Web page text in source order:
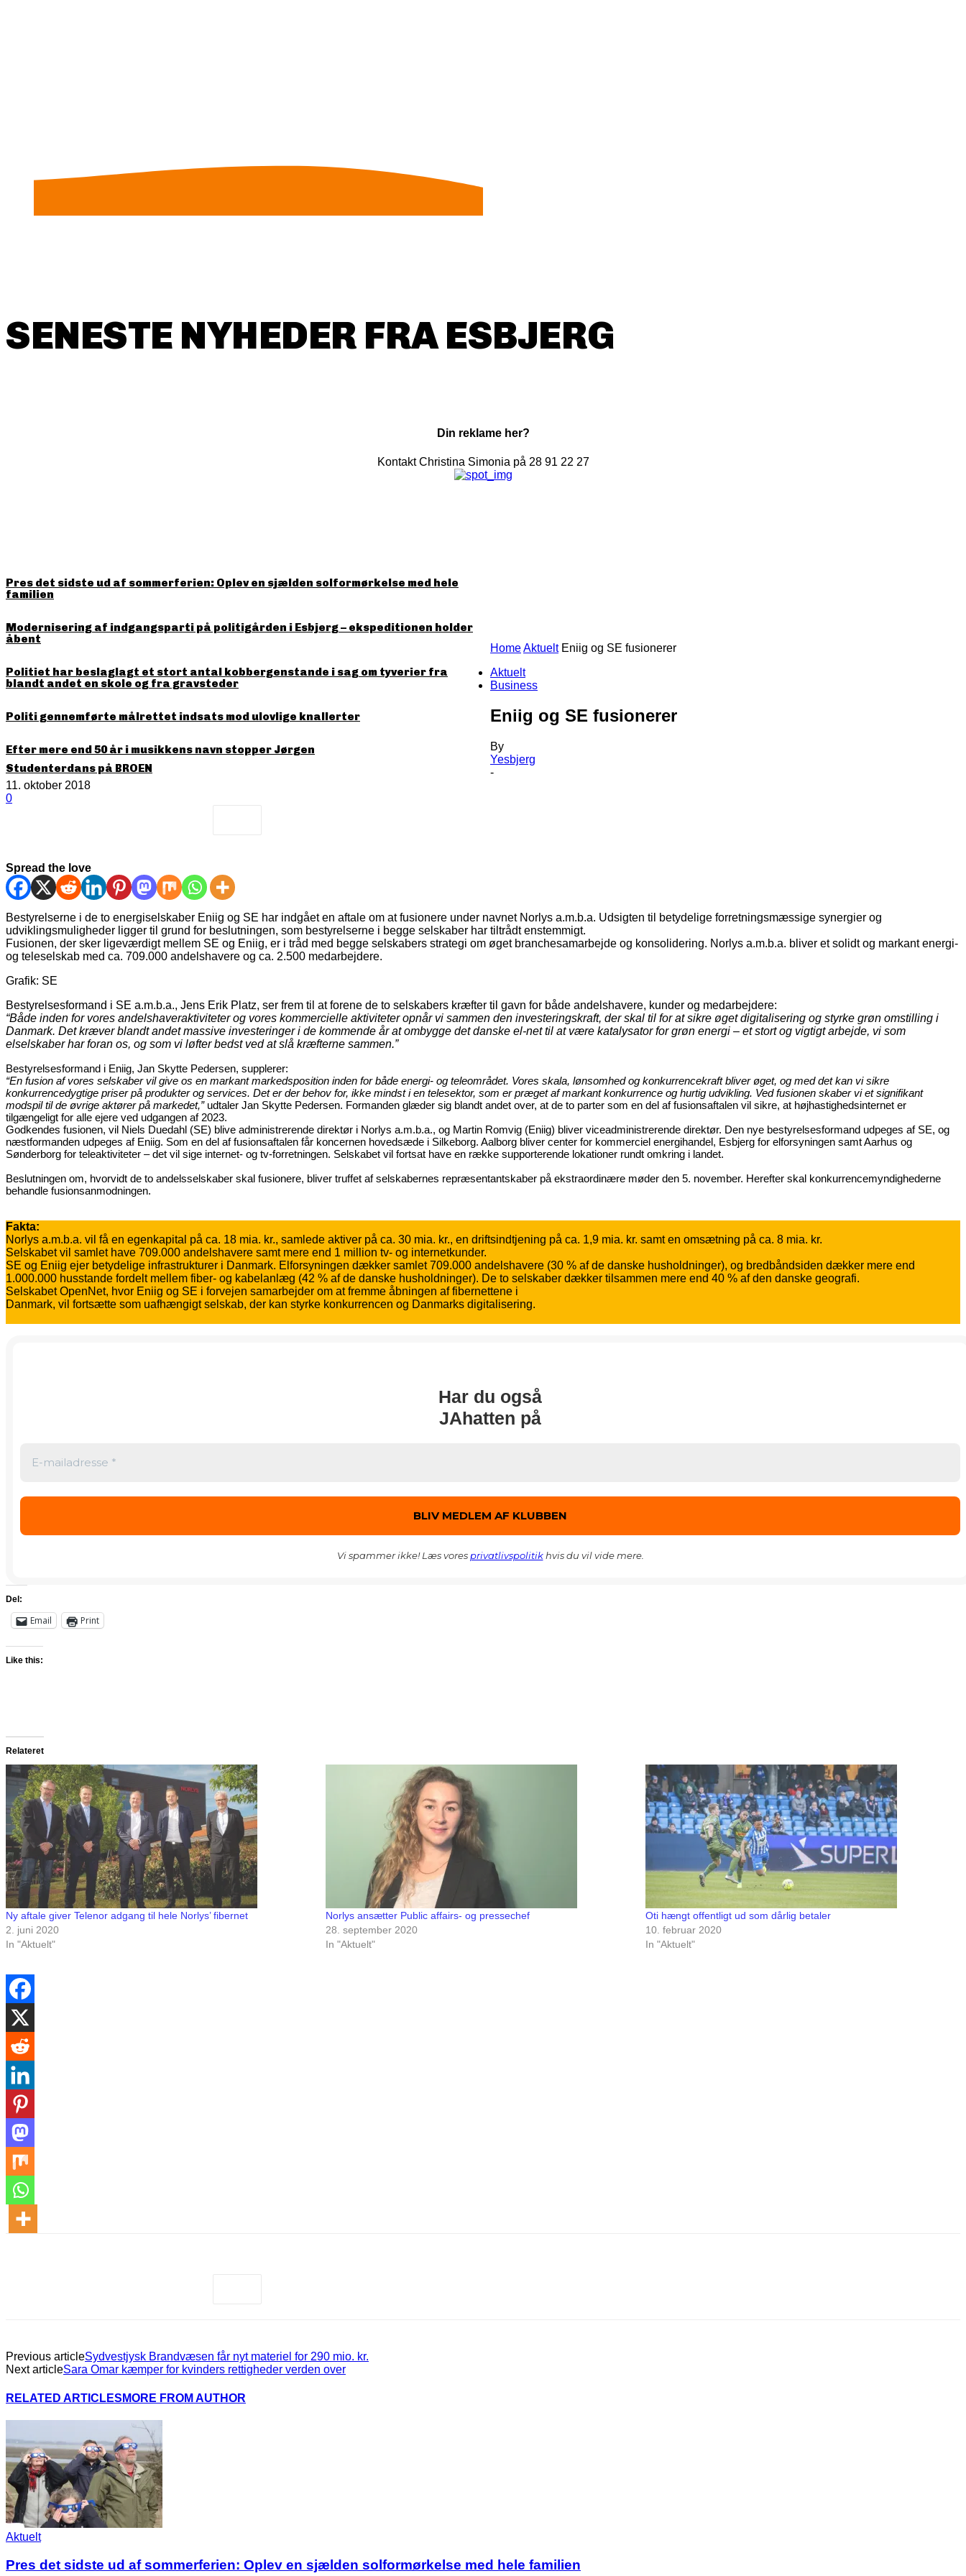
SENESTE NYHEDER FRA ESBJERG
Din reklame her?
Kontakt Christina Simonia på 28 91 22 27
Pres det sidste ud af sommerferien: Oplev en sjælden solformørkelse med hele
familien
Modernisering af indgangsparti på politigården i Esbjerg – ekspeditionen holder
åbent
Politiet har beslaglagt et stort antal kobbergenstande i sag om tyverier fra
blandt andet en skole og fra gravsteder
Politi gennemførte målrettet indsats mod ulovlige knallerter
Efter mere end 50 år i musikkens navn stopper Jørgen
Studenterdans på BROEN
HomeAktuelt Eniig og SE fusionerer
Aktuelt
Business
Eniig og SE fusionerer
By
Yesbjerg
-
11. oktober 2018
0
Spread the love
Bestyrelserne i de to energiselskaber Eniig og SE har indgået en aftale om at fusionere under navnet Norlys a.m.b.a. Udsigten til betydelige forretningsmæssige synergier og
udviklingsmuligheder ligger til grund for beslutningen, som bestyrelserne i begge selskaber har tiltrådt enstemmigt.
Fusionen, der sker ligeværdigt mellem SE og Eniig, er i tråd med begge selskabers strategi om øget branchesamarbejde og konsolidering. Norlys a.m.b.a. bliver et solidt og markant energi-
og teleselskab med ca. 709.000 andelshavere og ca. 2.500 medarbejdere.
Grafik: SE
Bestyrelsesformand i SE a.m.b.a., Jens Erik Platz, ser frem til at forene de to selskabers kræfter til gavn for både andelshavere, kunder og medarbejdere:
“Både inden for vores andelshaveraktiviteter og vores kommercielle aktiviteter opnår vi sammen den investeringskraft, der skal til for at sikre øget digitalisering og styrke grøn omstilling i
Danmark. Det kræver blandt andet massive investeringer i de kommende år at ombygge det danske el-net til at være katalysator for grøn energi – et stort og vigtigt arbejde, vi som
elselskaber har foran os, og som vi løfter bedst ved at slå kræfterne sammen.”
Bestyrelsesformand i Eniig, Jan Skytte Pedersen, supplerer:
“En fusion af vores selskaber vil give os en markant markedsposition inden for både energi- og teleområdet. Vores skala, lønsomhed og konkurrencekraft bliver øget, og med det kan vi sikre
konkurrencedygtige priser på produkter og services. Det er der behov for, ikke mindst i en telesektor, som er præget af markant konkurrence og hurtig udvikling. Ved fusionen skaber vi et signifikant
modspil til de øvrige aktører på markedet,”udtaler Jan Skytte Pedersen. Formanden glæder sig blandt andet over, at de to parter som en del af fusionsaftalen vil sikre, at højhastighedsinternet er
tilgængeligt for alle ejere ved udgangen af 2023.
Godkendes fusionen, vil Niels Duedahl (SE) blive administrerende direktør i Norlys a.m.b.a., og Martin Romvig (Eniig) bliver viceadministrerende direktør. Den nye bestyrelsesformand udpeges af SE, og
næstformanden udpeges af Eniig. Som en del af fusionsaftalen får koncernen hovedsæde i Silkeborg. Aalborg bliver center for kommerciel energihandel, Esbjerg for elforsyningen samt Aarhus og
Sønderborg for teleaktiviteter – det vil sige internet- og tv-forretningen. Selskabet vil fortsat have en række supporterende lokationer rundt omkring i landet.
Beslutningen om, hvorvidt de to andelsselskaber skal fusionere, bliver truffet af selskabernes repræsentantskaber på ekstraordinære møder den 5. november. Herefter skal konkurrencemyndighederne
behandle fusionsanmodningen.
Fakta:
Norlys a.m.b.a. vil få en egenkapital på ca. 18 mia. kr., samlede aktiver på ca. 30 mia. kr., en driftsindtjening på ca. 1,9 mia. kr. samt en omsætning på ca. 8 mia. kr.
Selskabet vil samlet have 709.000 andelshavere samt mere end 1 million tv- og internetkunder.
SE og Eniig ejer betydelige infrastrukturer i Danmark. Elforsyningen dækker samlet 709.000 andelshavere (30 % af de danske husholdninger), og bredbåndsiden dækker mere end
1.000.000 husstande fordelt mellem fiber- og kabelanlæg (42 % af de danske husholdninger). De to selskaber dækker tilsammen mere end 40 % af den danske geografi.
Selskabet OpenNet, hvor Eniig og SE i forvejen samarbejder om at fremme åbningen af fibernettene i
Danmark, vil fortsætte som uafhængigt selskab, der kan styrke konkurrencen og Danmarks digitalisering.
Har du også
JAhatten på
Vi spammer ikke! Læs voresprivatlivspolitikhvis du vil vide mere.
Del:
Email Print
Like this:
Relateret
Ny aftale giver Telenor adgang til hele Norlys’ fibernet
2. juni 2020
In "Aktuelt"
Norlys ansætter Public affairs- og pressechef
28. september 2020
In "Aktuelt"
Oti hængt offentligt ud som dårlig betaler
10. februar 2020
In "Aktuelt"
Previous articleSydvestjysk Brandvæsen får nyt materiel for 290 mio. kr.
Next articleSara Omar kæmper for kvinders rettigheder verden over
RELATED ARTICLES MORE FROM AUTHOR
Aktuelt
Pres det sidste ud af sommerferien: Oplev en sjælden solformørkelse med hele familien